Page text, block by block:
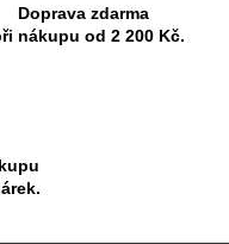
Doprava zdarma
nákupu od 2 200 Kč.